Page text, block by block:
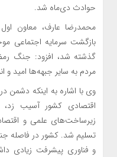
حوادث دی‌ماه شد.
محمدرضا عارف، معاون
بازگشت سرمایه اجتماعی
گذشته شد، افزود: جنگ
مردم به سایر جبهه‌ها امید و
وی با اشاره به اینکه دشمن
اقتصادی کشور آسیب
زیرساخت‌های علمی و
و فناوری پیشرفت زیادی